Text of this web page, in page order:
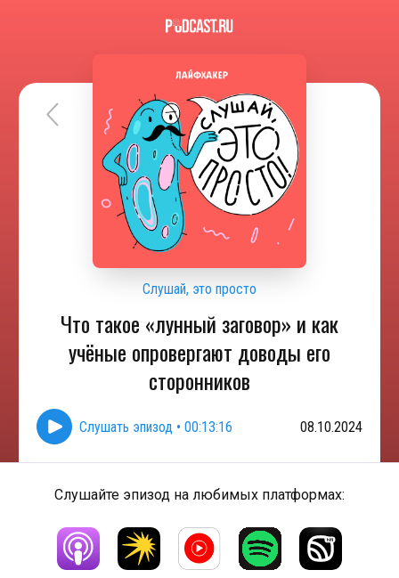
Слушай, это просто
Что такое «лунный заговор» и как
учёные опровергают доводы его
сторонников
Слушать эпизод • 00:13:16 08.10.2024
Слушайте эпизод на любимых платформах: